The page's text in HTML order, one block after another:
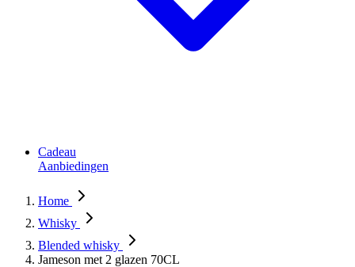
Cadeau
Aanbiedingen
Home
Whisky
Blended whisky
Jameson met 2 glazen 70CL